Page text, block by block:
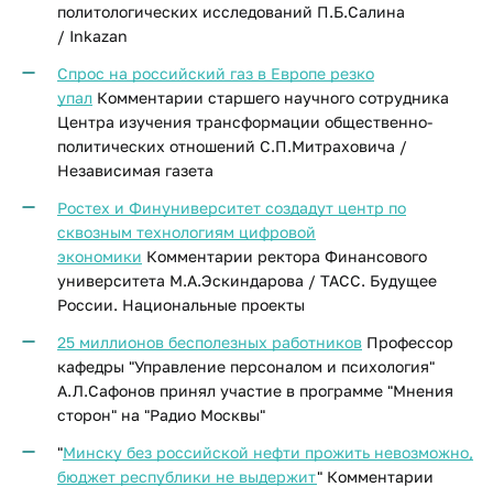
политологических исследований П.Б.Салина
/ Inkazan
Спрос на российский газ в Европе резко
упал Комментарии старшего научного сотрудника
Центра изучения трансформации общественно-
политических отношений С.П.Митраховича /
Независимая газета
Ростех и Финуниверситет создадут центр по
сквозным технологиям цифровой
экономики Комментарии ректора Финансового
университета М.А.Эскиндарова / ТАСС. Будущее
России. Национальные проекты
25 миллионов бесполезных работников Профессор
кафедры "Управление персоналом и психология"
А.Л.Сафонов принял участие в программе "Мнения
сторон" на "Радио Москвы"
"Минску без российской нефти прожить невозможно,
бюджет республики не выдержит" Комментарии